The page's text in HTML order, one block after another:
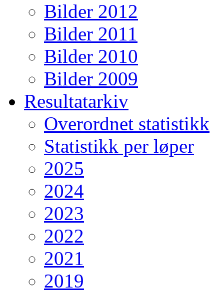
Bilder 2012
Bilder 2011
Bilder 2010
Bilder 2009
Resultatarkiv
Overordnet statistikk
Statistikk per løper
2025
2024
2023
2022
2021
2019